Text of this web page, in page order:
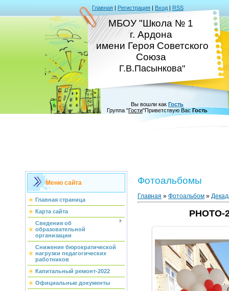
Главная | Регистрация | Вход | RSS
МБОУ "Школа № 1
г. Ардона
имени Героя Советского
Союза
Г.В.Пасынкова"
Вы вошли как Гость
Группа "Гости"Приветствую Вас Гость
Меню сайта
Главная страница
Карта сайта
Сведения об
образовательной
организации
Снижение бюрократической
нагрузки педагогических
работников
Капитальный ремонт-2022
Официальные документы
Фотоальбомы
Главная » Фотоальбом »
PHOTO-